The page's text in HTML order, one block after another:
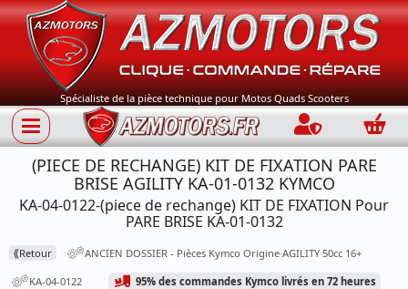
Spécialiste de la pièce technique pour Motos Quads Scooters
Connection
(PIECE DE RECHANGE) KIT DE FIXATION PARE
BRISE AGILITY KA-01-0132 KYMCO
KA-04-0122-(piece de rechange) KIT DE FIXATION Pour
PARE BRISE KA-01-0132
⟪Retour ANCIEN DOSSIER - Pièces Kymco Origine AGILITY 50cc 16+
KA-04-0122 95% des commandes Kymco livrés en 72 heures